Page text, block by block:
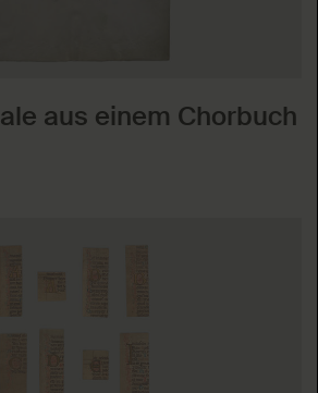
aus einem Chorbuch